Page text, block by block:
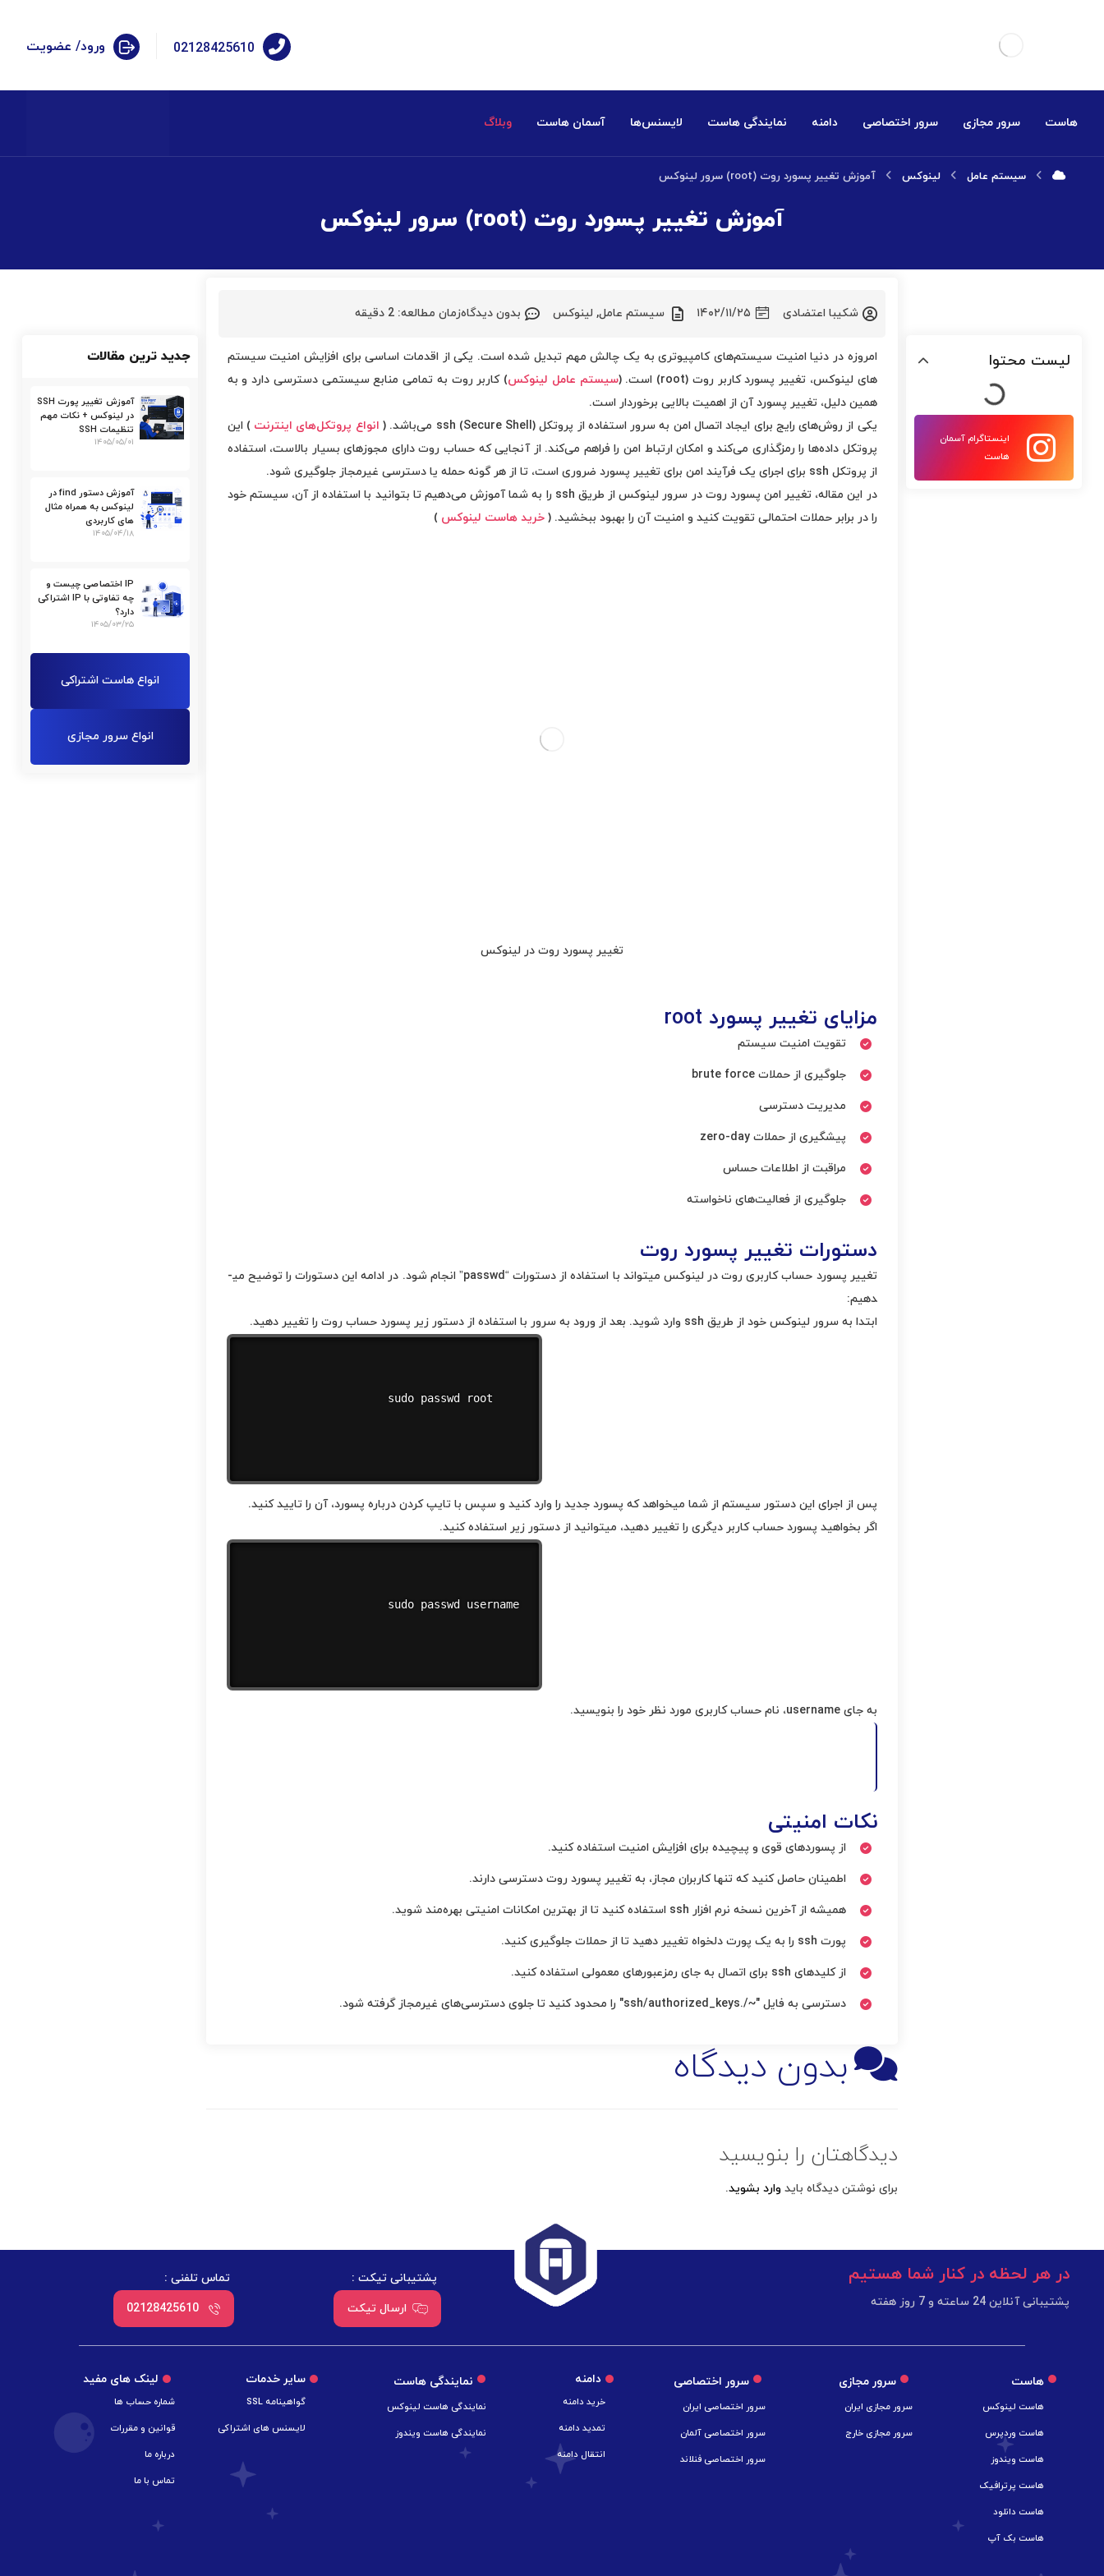
ورود/ عضویت 02128425610
هاست سرور مجازی سرور اختصاصی دامنه نمایندگی هاست لایسنس‌ها آسمان هاست وبلاگ
سیستم عامل لینوکس آموزش تغییر پسورد روت (root) سرور لینوکس
آموزش تغییر پسورد روت (root) سرور لینوکس
لیست محتوا
اینستاگرام آسمان
هاست
شکیبا اعتضادی ۱۴۰۲/۱۱/۲۵ سیستم عامل, لینوکس بدون دیدگاهزمان مطالعه: 2 دقیقه
امروزه در دنیا امنیت سیستم­‌های کامپیوتری به یک چالش مهم تبدیل شده است. یکی از اقدمات اساسی برای افزایش امنیت سیستم­‌
های لینوکس، تغییر پسورد کاربر روت (root) است. (
سیستم عامل لینوکس) کاربر روت به تمامی منابع سیستمی دسترسی دارد و به
همین دلیل، تغییر پسورد آن از اهمیت بالایی برخوردار است.
یکی از روش­‌های رایج برای ایجاد اتصال امن به سرور استفاده از پروتکل ssh (Secure Shell) می‌­باشد. (
انواع پروتکل‌های اینترنت ) این
پروتکل داده‌­ها را رمزگذاری می‌­کند و امکان ارتباط امن را فراهم می‌­کند. از آنجایی که حساب روت دارای مجوزهای بسیار بالاست، استفاده
از پروتکل ssh برای اجرای یک فرآیند امن برای تغییر پسورد ضروری است، تا از هر گونه حمله یا دسترسی غیرمجاز جلوگیری شود.
در این مقاله، تغییر امن پسورد روت در سرور لینوکس از طریق ssh را به شما آموزش می­‌دهیم تا بتوانید با استفاده از آن، سیستم خود
را در برابر حملات احتمالی تقویت کنید و امنیت آن را بهبود ببخشید. ( خرید هاست لینوکس )
تغییر پسورد روت در لینوکس
مزایای تغییر پسورد root
تقویت امنیت سیستم
جلوگیری از حملات brute force
مدیریت دسترسی
پیشگیری از حملات zero-day
مراقبت از اطلاعات حساس
جلوگیری از فعالیت‌های ناخواسته
دستورات تغییر پسورد روت
تغییر پسورد حساب کاربری روت در لینوکس می­تواند با استفاده از دستورات “passwd” انجام شود. در ادامه این دستورات را توضیح می­
دهیم:
ابتدا به سرور لینوکس خود از طریق ssh وارد شوید. بعد از ورود به سرور با استفاده از دستور زیر پسورد حساب روت را تغییر دهید.
sudo passwd root
پس از اجرای این دستور سیستم از شما می­خواهد که پسورد جدید را وارد کنید و سپس با تایپ کردن درباره پسورد، آن را تایید کنید.
اگر بخواهید پسورد حساب کاربر دیگری را تغییر دهید، می­توانید از دستور زیر استفاده کنید.
sudo passwd username
به جای username، نام حساب کاربری مورد نظر خود را بنویسید.
نکات امنیتی
از پسوردهای قوی و پیچیده برای افزایش امنیت استفاده کنید.
اطمینان حاصل کنید که تنها کاربران مجاز، به تغییر پسورد روت دسترسی دارند.
همیشه از آخرین نسخه نرم افزار ssh استفاده کنید تا از بهترین امکانات امنیتی بهره‌مند شوید.
پورت ssh را به یک پورت دلخواه تغییر دهید تا از حملات جلوگیری کنید.
از کلیدهای ssh برای اتصال به جای رمزعبورهای معمولی استفاده کنید.
دسترسی به فایل "~/.ssh/authorized_keys" را محدود کنید تا جلوی دسترسی‌های غیرمجاز گرفته شود.
بدون دیدگاه
دیدگاهتان را بنویسید
برای نوشتن دیدگاه بایدوارد بشوید.
جدید ترین مقالات
آموزش تغییر پورت SSH
در لینوکس + نکات مهم
تنظیمات SSH
۱۴۰۵/۰۵/۰۱
آموزش دستور find در
لینوکس به همراه مثال
های کاربردی
۱۴۰۵/۰۴/۱۸
IP اختصاصی چیست و
چه تفاوتی با IP اشتراکی
دارد؟
۱۴۰۵/۰۳/۲۵
انواع هاست اشتراکی
انواع سرور مجازی
در هر لحظه در کنار شما هستیم
پشتیبانی آنلاین 24 ساعته و 7 روز هفته
پشتیبانی تیکت :
ارسال تیکت
تماس تلفنی :
02128425610
هاست
هاست لینوکس
هاست وردپرس
هاست ویندوز
هاست پرترافیک
هاست دانلود
هاست بک آپ
سرور مجازی
سرور مجازی ایران
سرور مجازی خارج
سرور اختصاصی
سرور اختصاصی ایران
سرور اختصاصی آلمان
سرور اختصاصی فنلاند
دامنه
خرید دامنه
تمدید دامنه
انتقال دامنه
نمایندگی هاست
نمایندگی هاست لینوکس
نمایندگی هاست ویندوز
سایر خدمات
گواهینامه SSL
لایسنس های اشتراکی
لینک های مفید
شماره حساب ها
قوانین و مقررات
درباره ما
تماس با ما